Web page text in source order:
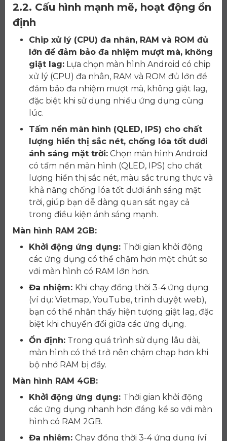
2.2. Cấu hình mạnh mẽ, hoạt động ổn
định
Chip xử lý (CPU) đa nhân, RAM và ROM đủ
lớn để đảm bảo đa nhiệm mượt mà, không
giật lag: Lựa chọn màn hình Android có chip
xử lý (CPU) đa nhân, RAM và ROM đủ lớn để
đảm bảo đa nhiệm mượt mà, không giật lag,
đặc biệt khi sử dụng nhiều ứng dụng cùng
lúc.
Tấm nền màn hình (QLED, IPS) cho chất
lượng hiển thị sắc nét, chống lóa tốt dưới
ánh sáng mặt trời: Chọn màn hình Android
có tấm nền màn hình (QLED, IPS) cho chất
lượng hiển thị sắc nét, màu sắc trung thực và
khả năng chống lóa tốt dưới ánh sáng mặt
trời, giúp bạn dễ dàng quan sát ngay cả
trong điều kiện ánh sáng mạnh.
Màn hình RAM 2GB:
Khởi động ứng dụng: Thời gian khởi động
các ứng dụng có thể chậm hơn một chút so
với màn hình có RAM lớn hơn.
Đa nhiệm: Khi chạy đồng thời 3-4 ứng dụng
(ví dụ: Vietmap, YouTube, trình duyệt web),
bạn có thể nhận thấy hiện tượng giật lag, đặc
biệt khi chuyển đổi giữa các ứng dụng.
Ổn định: Trong quá trình sử dụng lâu dài,
màn hình có thể trở nên chậm chạp hơn khi
bộ nhớ RAM bị đầy.
Màn hình RAM 4GB:
Khởi động ứng dụng: Thời gian khởi động
các ứng dụng nhanh hơn đáng kể so với màn
hình có RAM 2GB.
Đa nhiệm: Chạy đồng thời 3-4 ứng dụng (ví